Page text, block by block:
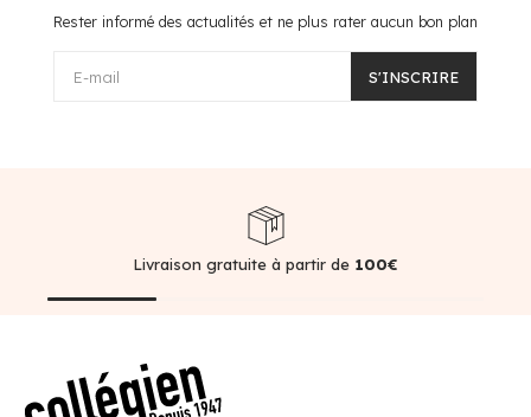
Rester informé des actualités et ne plus rater aucun bon plan
E-mail S'INSCRIRE
Livraison gratuite à partir de 100€